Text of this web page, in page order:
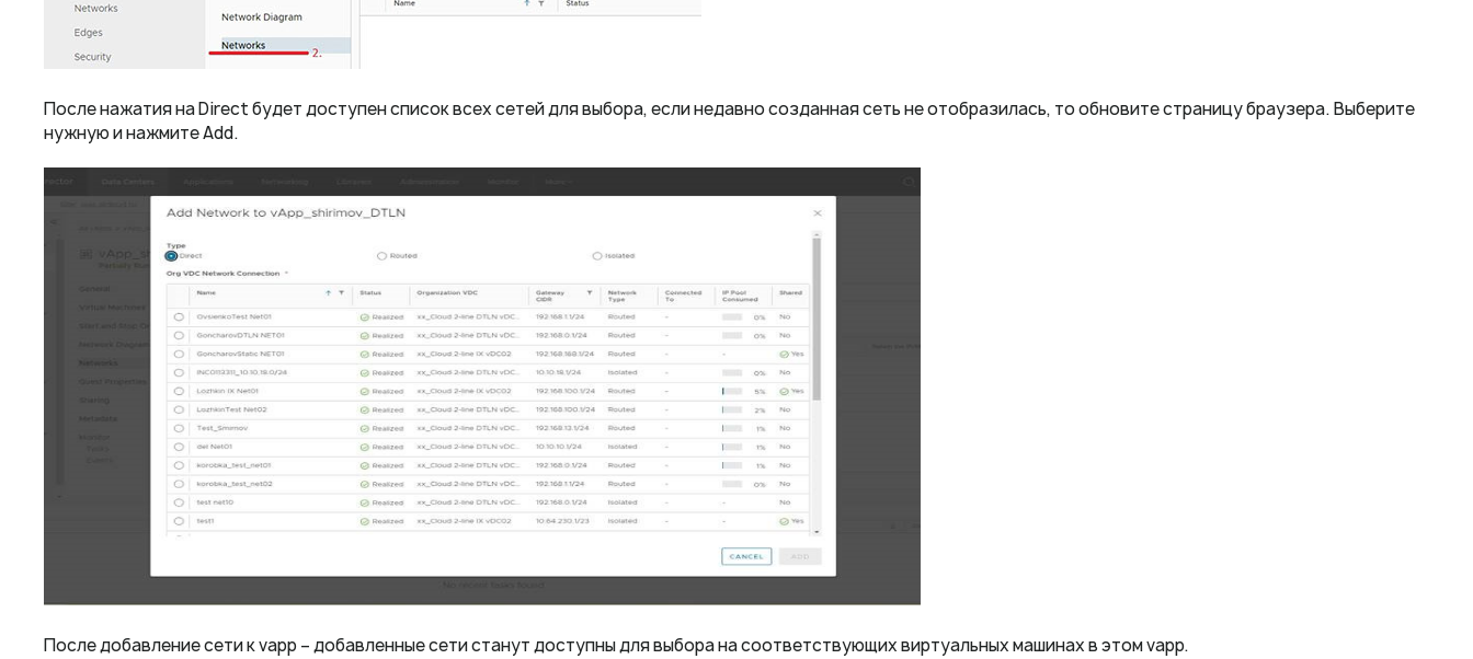
После нажатия на Direct будет доступен список всех сетей для выбора, если недавно созданная сеть не отобразилась, то обновите страницу браузера. Выберите
нужную и нажмите Add.
После добавление сети к vapp – добавленные сети станут доступны для выбора на соответствующих виртуальных машинах в этом vapp.